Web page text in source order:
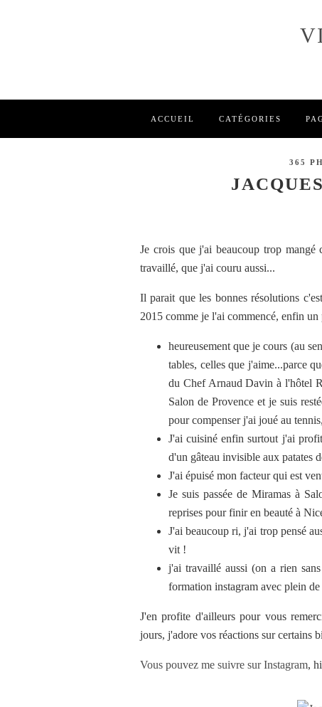
ACCUEIL CATÉGORIES
365
Je crois que j'ai beaucoup trop
travaillé, que j'ai couru aussi...
Il parait que les bonnes résolutions
2015 comme je l'ai commencé, enfin
heureusement que je cours (au
tables, celles que j'aime...parce
du Chef Arnaud Davin à l'hôtel
Salon de Provence et je suis
pour compenser j'ai joué au
J'ai cuisiné enfin surtout j'ai
d'un gâteau invisible aux patates
J'ai épuisé mon facteur qui est
Je suis passée de Miramas à
reprises pour finir en beauté à
J'ai beaucoup ri, j'ai trop pensé
vit !
j'ai travaillé aussi (on a rien
formation instagram avec plein
J'en profite d'ailleurs pour vous
jours, j'adore vos réactions sur certains
Vous pouvez me suivre sur Instagram,